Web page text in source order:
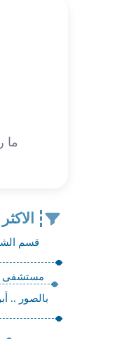
ما
قسم
مستشفى
بالصور ..